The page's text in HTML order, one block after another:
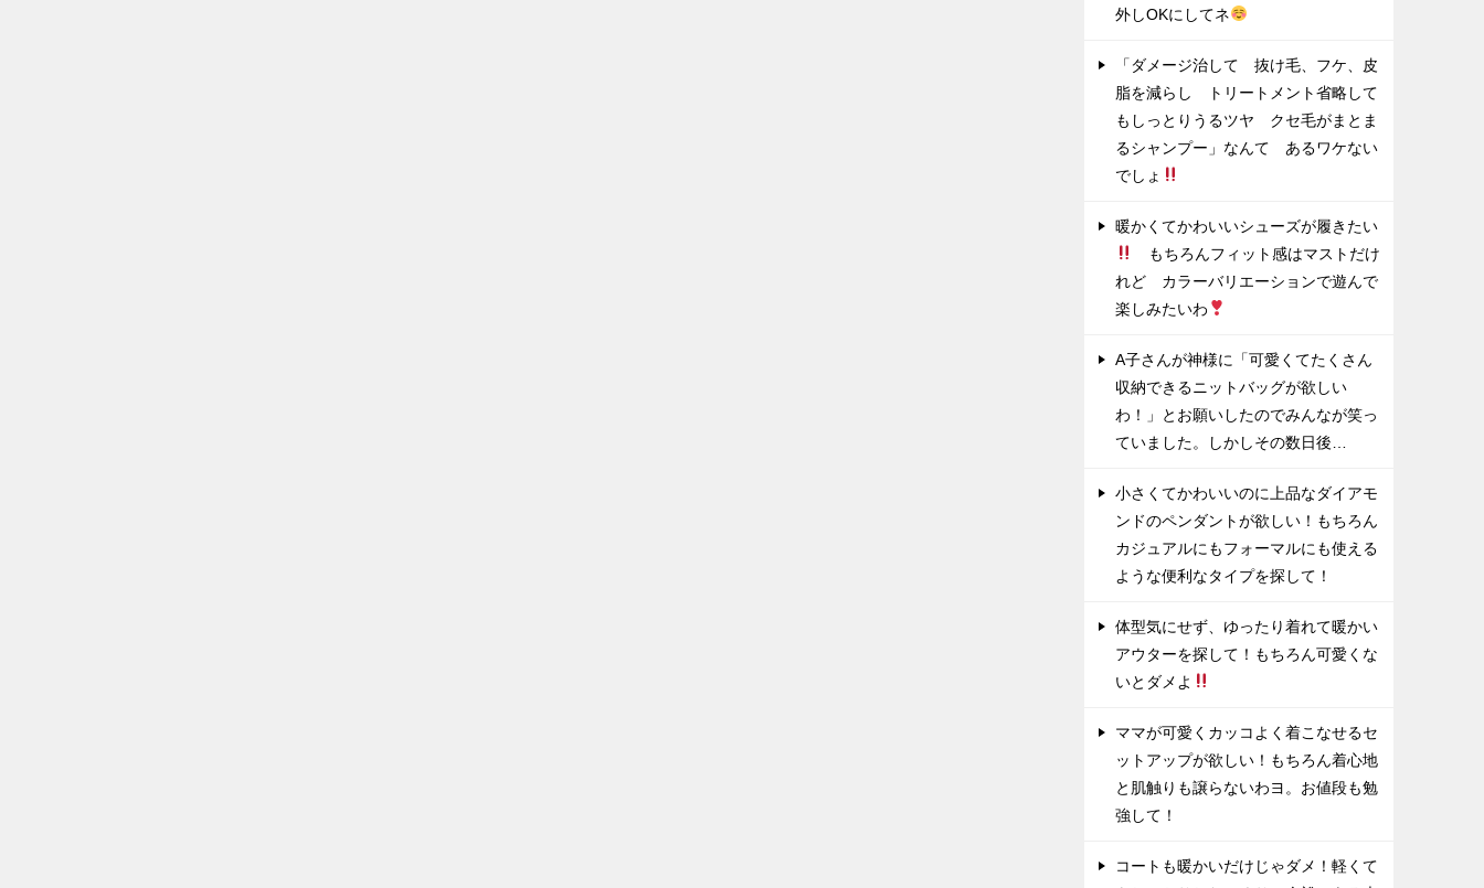
外しOKにしてネ
「ダメージ治して 抜け毛、フケ、皮
脂を減らし トリートメント省略して
もしっとりうるツヤ クセ毛がまとま
るシャンプー」なんて あるワケない
でしょ
暖かくてかわいいシューズが履きたい
もちろんフィット感はマストだけ
れど カラーバリエーションで遊んで
楽しみたいわ
A子さんが神様に「可愛くてたくさん
収納できるニットバッグが欲しい
わ！」とお願いしたのでみんなが笑っ
ていました。しかしその数日後…
小さくてかわいいのに上品なダイアモ
ンドのペンダントが欲しい！もちろん
カジュアルにもフォーマルにも使える
ような便利なタイプを探して！
体型気にせず、ゆったり着れて暖かい
アウターを探して！もちろん可愛くな
いとダメよ
ママが可愛くカッコよく着こなせるセ
ットアップが欲しい！もちろん着心地
と肌触りも譲らないわヨ。お値段も勉
強して！
コートも暖かいだけじゃダメ！軽くて